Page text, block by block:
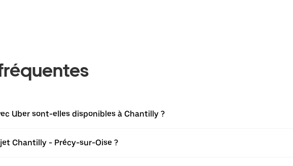
Uber sont-elles disponibles à Chantilly ?
Chantilly - Précy-sur-Oise ?